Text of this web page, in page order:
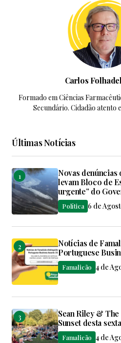
Carlos
Formado em Ciências
Secundário. Cidadão atento
Últimas Notícias
Novas
levam Bloco de
urgente” do
Política 6 de
Notícias de
Portuguese
Famalicão 4 de
Sean Riley &
Sunset desta
Famalicão 4 de